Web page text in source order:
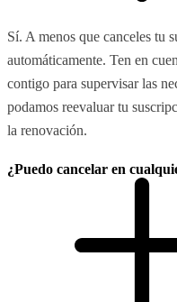
Sí. A menos que canceles tu
automáticamente. Ten en
contigo para supervisar las
podamos reevaluar tu
la renovación.
¿Puedo cancelar en